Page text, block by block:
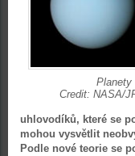
Planety
Credit: NASA/
uhlovodíků, které se
mohou vysvětlit
Podle nové teorie se